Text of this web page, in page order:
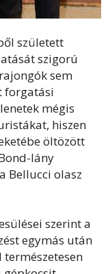
született
szigorú
sem
forgatási
mégis
hiszen
öltözött
lány
Bellucci olasz
szerint a
egymás után
természetesen